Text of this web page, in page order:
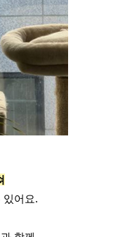
있어요.